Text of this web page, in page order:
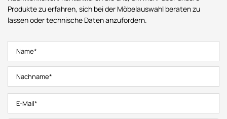
Produkte zu erfahren, sich bei der Möbelauswahl beraten zu
lassen oder technische Daten anzufordern.